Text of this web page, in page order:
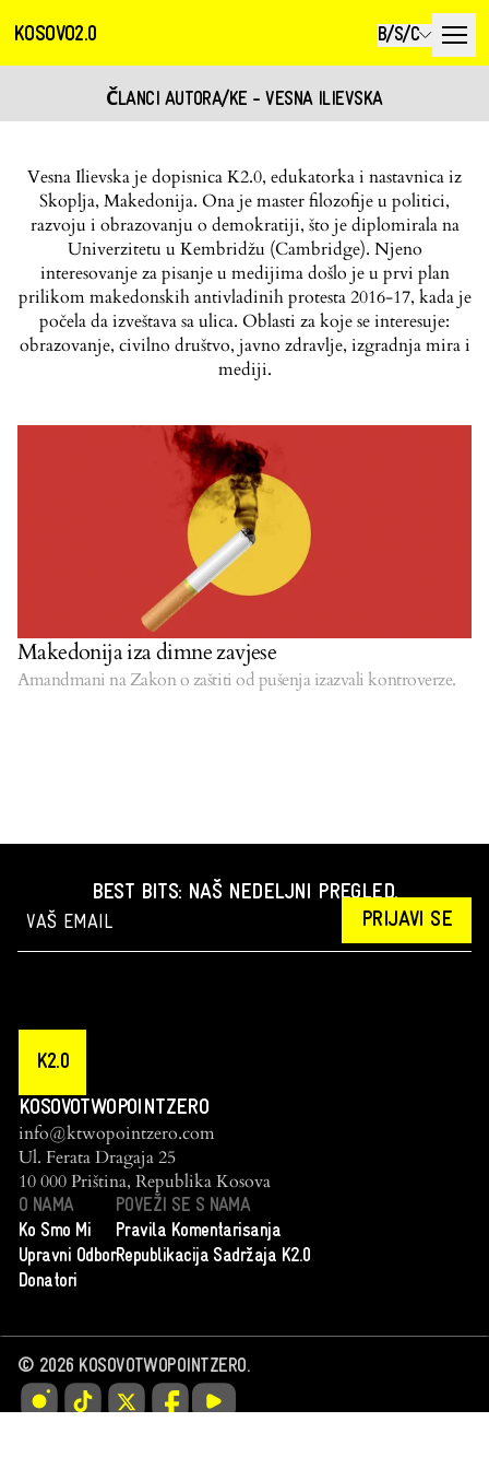
KOSOVO2.0 B/S/C
ČLANCI AUTORA/KE - VESNA ILIEVSKA
Vesna Ilievska je dopisnica K2.0, edukatorka i nastavnica iz
Skoplja, Makedonija. Ona je master filozofije u politici,
razvoju i obrazovanju o demokratiji, što je diplomirala na
Univerzitetu u Kembridžu (Cambridge). Njeno
interesovanje za pisanje u medijima došlo je u prvi plan
prilikom makedonskih antivladinih protesta 2016-17, kada je
počela da izveštava sa ulica. Oblasti za koje se interesuje:
obrazovanje, civilno društvo, javno zdravlje, izgradnja mira i
mediji.
Makedonija iza dimne zavjese
Amandmani na Zakon o zaštiti od pušenja izazvali kontroverze.
BEST BITS: NAŠ NEDELJNI PREGLED.
PRIJAVI SE
K2.0
KOSOVOTWOPOINTZERO
info@ktwopointzero.com
Ul. Ferata Dragaja 25
10 000 Priština, Republika Kosova
O NAMA
Ko Smo Mi
Upravni Odbor
Donatori
POVEŽI SE S NAMA
Pravila Komentarisanja
Republikacija Sadržaja K2.0
© 2026KOSOVOTWOPOINTZERO.